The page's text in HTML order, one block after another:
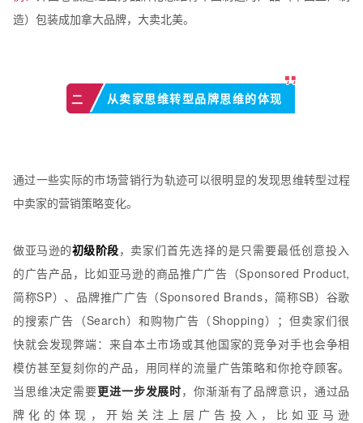
造）包装成加拿大品牌，大卖北美。
二 从卖家思维转型品牌思维的体现
通过一些实际的市场营销行为轨迹可以很明显的发现思维转型过程
中卖家的营销策略变化。
做亚马逊的初级阶段， 卖家们首先选择的是只需要最低创意投入
的广告产品，比如亚马逊的商品推广广告 （Sponsored Product,
简称SP） 、品牌推广广告 （Sponsored Brands，简称SB） 谷歌
的搜索广告（Search）和购物广告（Shopping）；但卖家们很
快就会发现弊端：来自本土市场或其他国家的竞争对手也会争相
模仿甚至复刻你的产品，用同样的流量广告策略和你抢夺顾客。
当思维决定需要更进一步发展时，你渐渐有了品牌意识，通过品
牌化的体现，开始关注上层广告投入，比如亚马逊